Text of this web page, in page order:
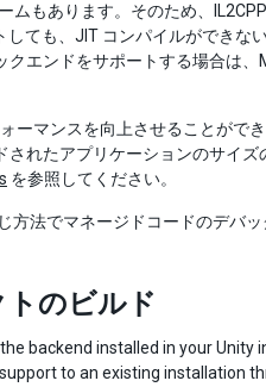
ムもあります。そのため、
しても、JIT コンパイルができ
エンドをサポートする場合は、
ーマンスを向上させることが
れたアプリケーションのサイ
を参照してください。
方法でマネージドコードのデバ
トのビルド
backend installed in your
to an existing installation